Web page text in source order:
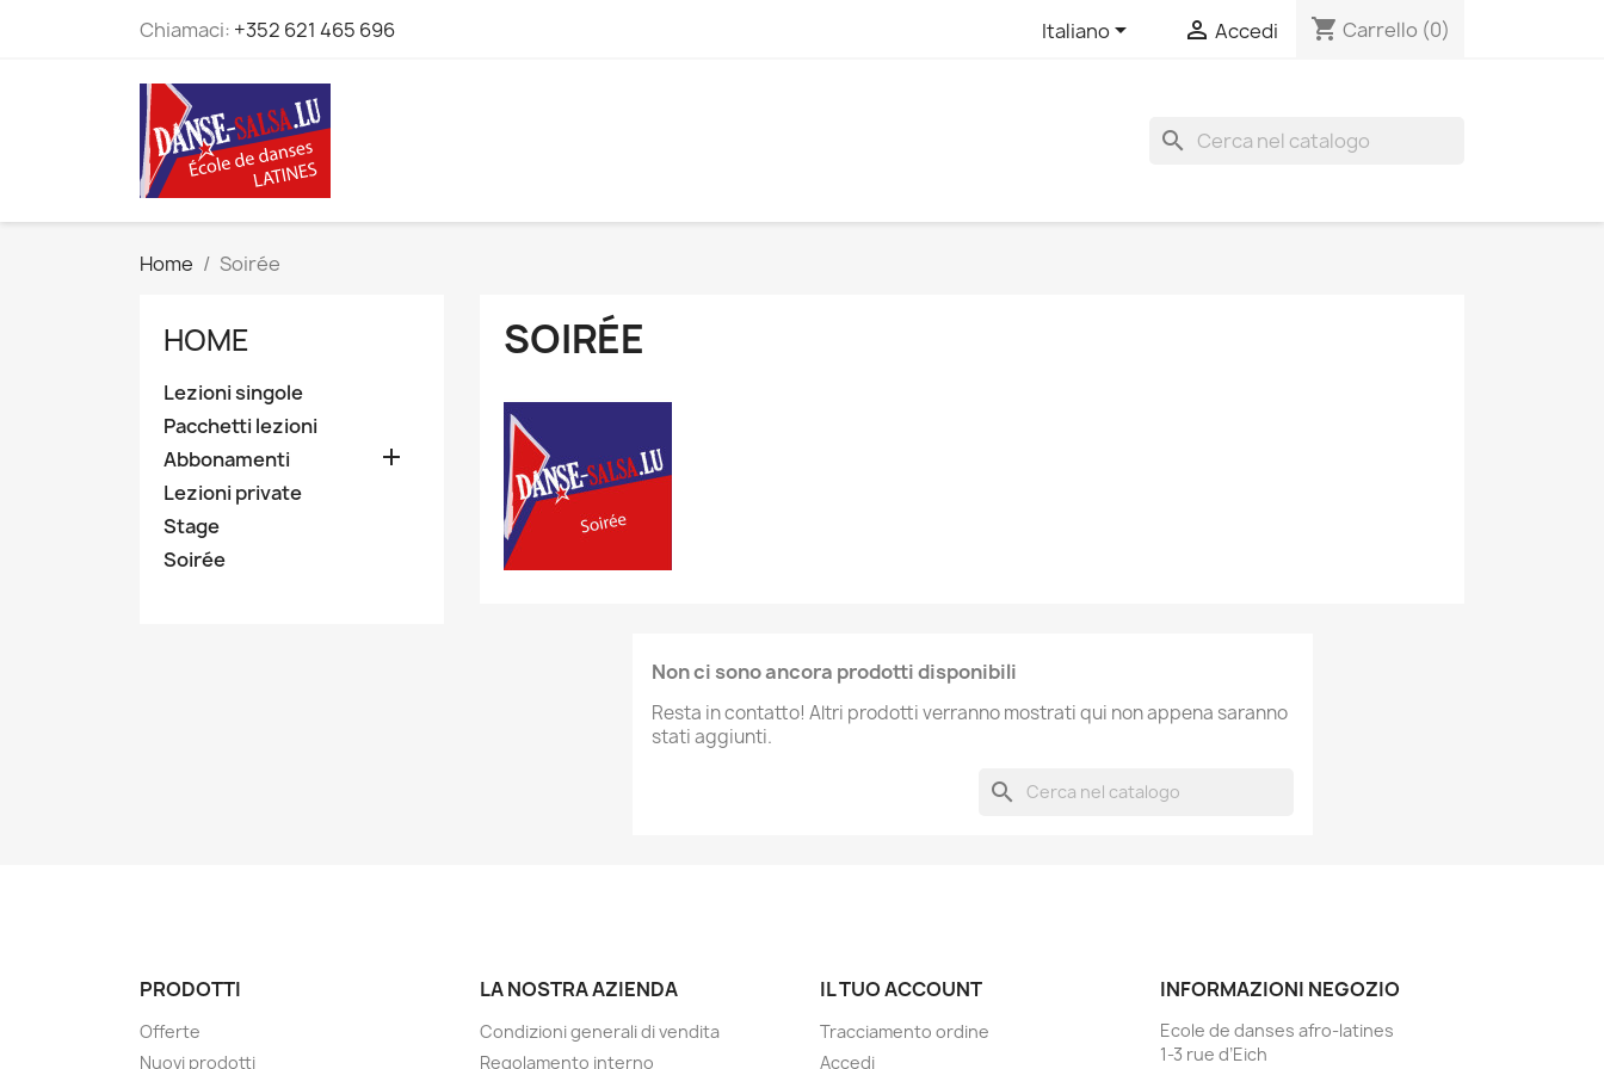
Chiamaci: +352 621 465 696 Italiano  Accedi shopping_cart Carrello (0)
search
Home Soirée
HOME
Lezioni singole
Pacchetti lezioni
Abbonamenti

Lezioni private
Stage
Soirée
SOIRÉE
Non ci sono ancora prodotti disponibili
Resta in contatto! Altri prodotti verranno mostrati qui non appena saranno
stati aggiunti.
search
PRODOTTI
Offerte
Nuovi prodotti
LA NOSTRA AZIENDA
Condizioni generali di vendita
Regolamento interno
IL TUO ACCOUNT
Tracciamento ordine
Accedi
INFORMAZIONI NEGOZIO
Ecole de danses afro-latines
1-3 rue d’Eich